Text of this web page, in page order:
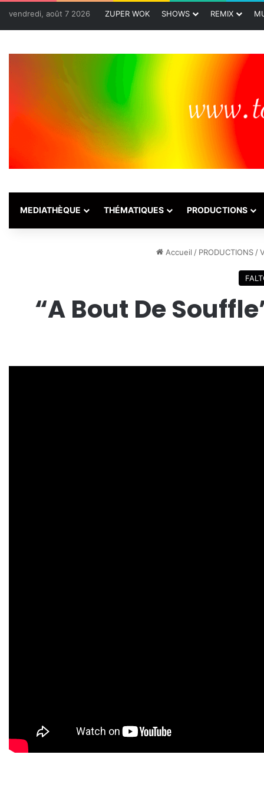
vendredi, août 7 2026 ZUPER WOK SHOWS REMIX
MEDIATHÈQUE THÉMATIQUES PRODUCTIONS
Accueil / PRODUCTIONS /
“A Bout De